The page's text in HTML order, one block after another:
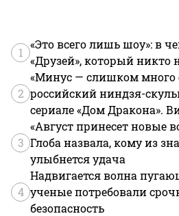
1
«Это всего лишь шоу»: в
«Друзей», который никто
2
«Минус — слишком много
российский ниндзя-
сериале «Дом Дракона».
3
«Август принесет новые
Глоба назвала, кому из
улыбнется удача
4
Надвигается волна
ученые потребовали
безопасность